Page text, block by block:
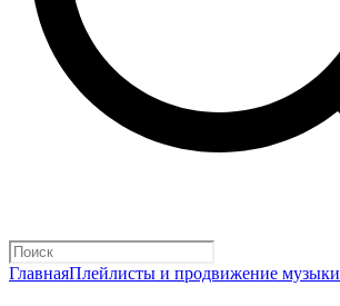
ГлавнаяПлейлисты и продвижение музыки